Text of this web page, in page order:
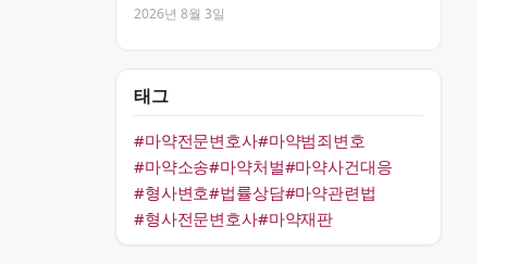
2026년 8월 3일
태그
#마약전문변호사#마약범죄변호
#마약소송#마약처벌#마약사건대응
#형사변호#법률상담#마약관련법
#형사전문변호사#마약재판